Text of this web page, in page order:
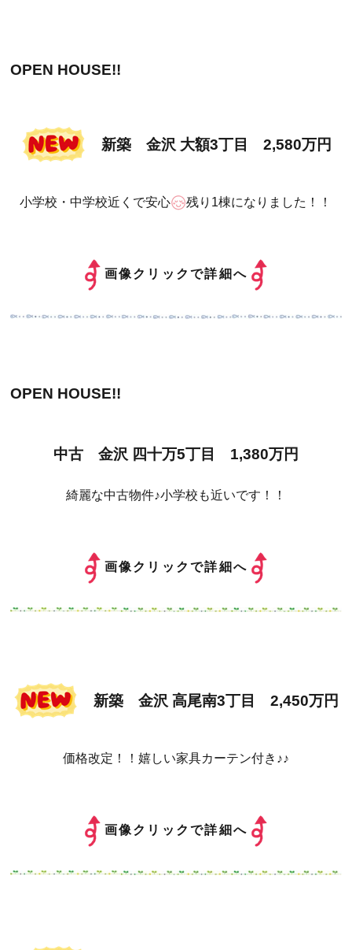
OPEN HOUSE!!
新築 金沢 大額3丁目 2,580万円
小学校・中学校近くで安心 残り1棟になりました！！
画像クリックで詳細へ
OPEN HOUSE!!
中古 金沢 四十万5丁目 1,380万円
綺麗な中古物件♪小学校も近いです！！
画像クリックで詳細へ
新築 金沢 高尾南3丁目 2,450万円
価格改定！！嬉しい家具カーテン付き♪♪
画像クリックで詳細へ